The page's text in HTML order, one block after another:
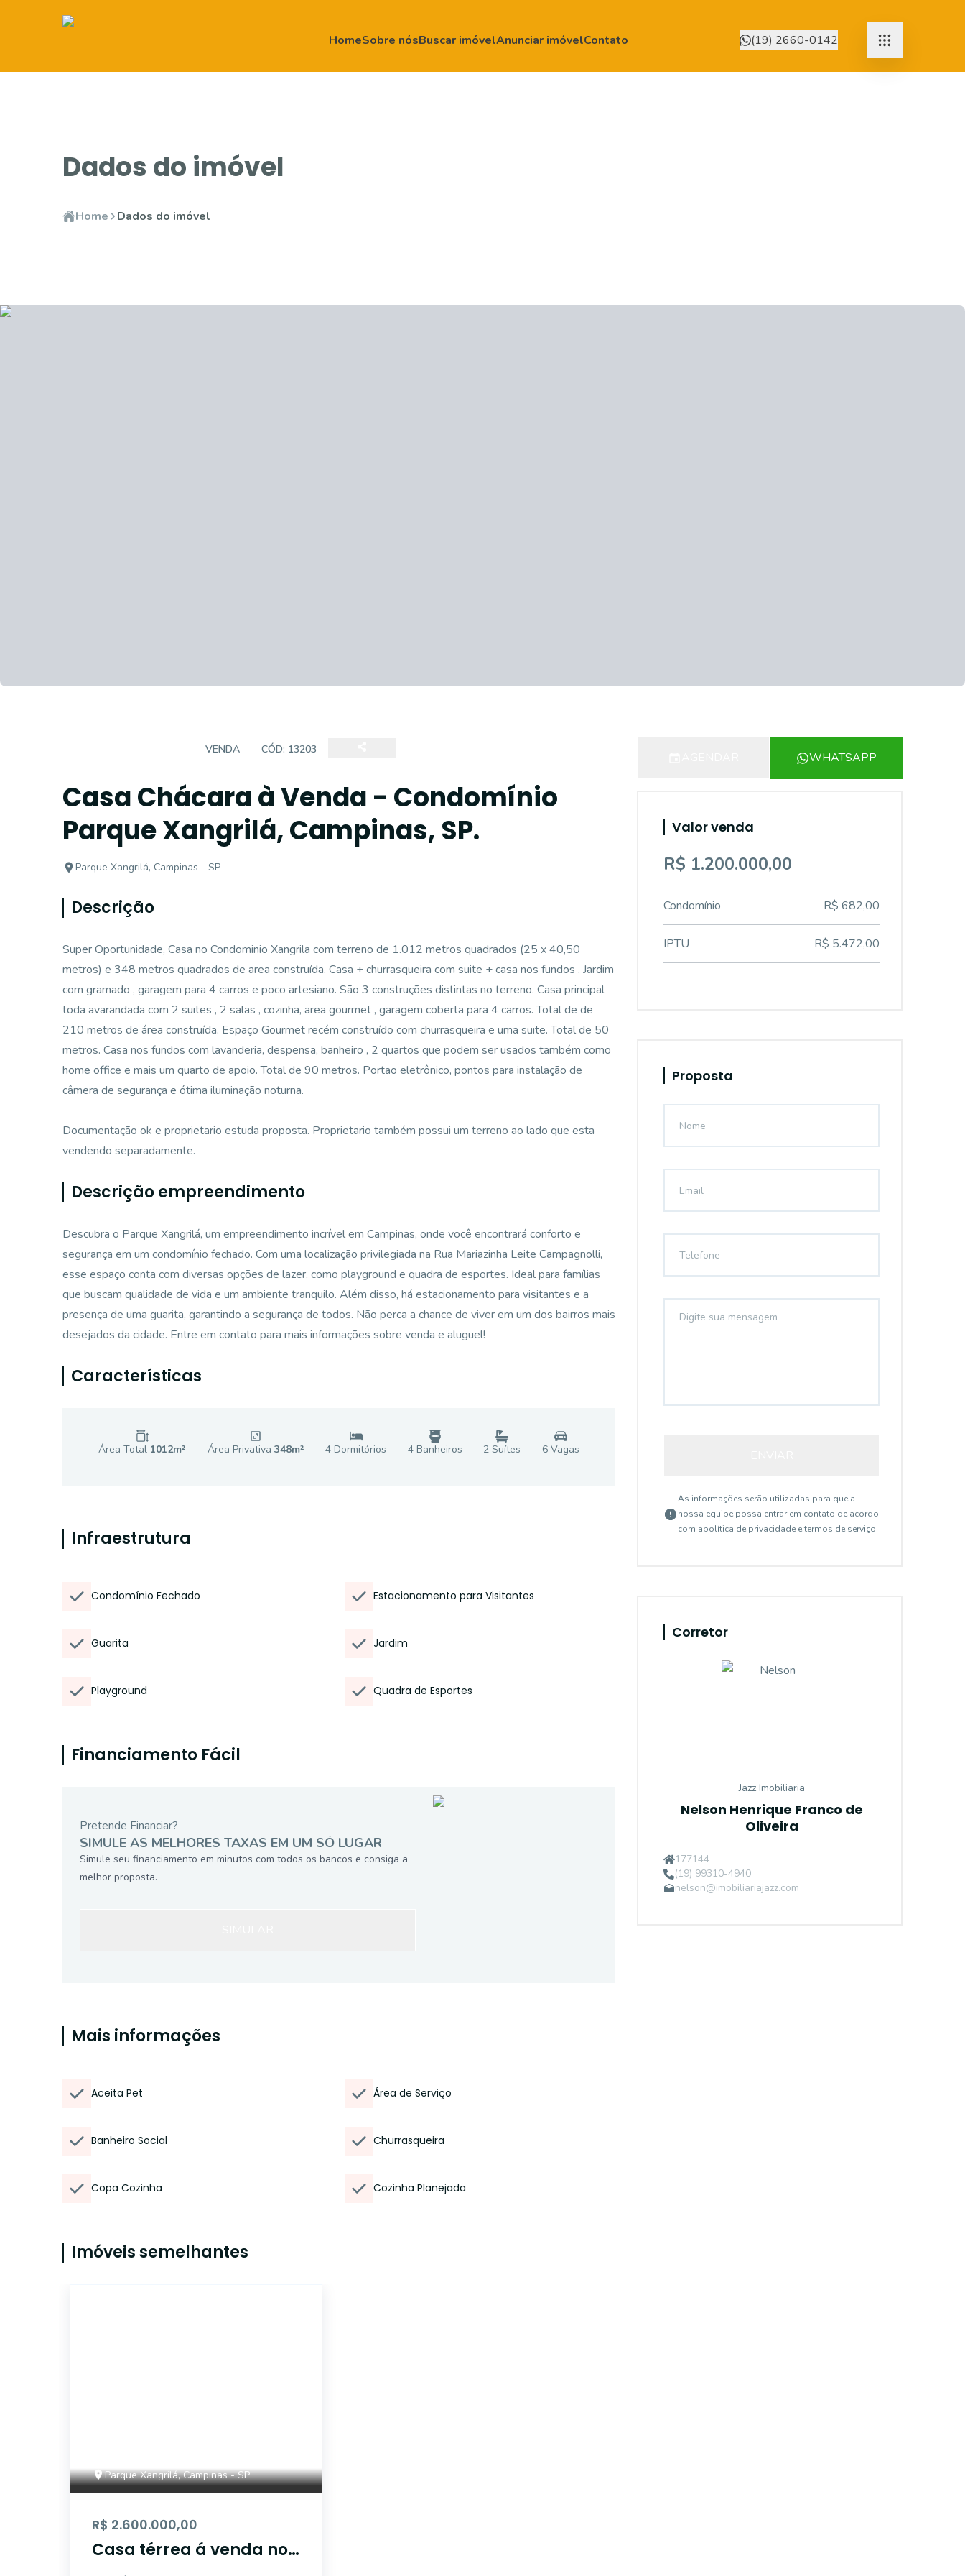
HomeSobre nósBuscar imóvelAnunciar imóvelContato (19) 2660-0142
Dados do imóvel
Home Dados do imóvel
VENDA CÓD: 13203
Casa Chácara à Venda - Condomínio
Parque Xangrilá, Campinas, SP.
Parque Xangrilá, Campinas - SP
Descrição
Super Oportunidade, Casa no Condominio Xangrila com terreno de 1.012 metros quadrados (25 x 40,50
metros) e 348 metros quadrados de area construída. Casa + churrasqueira com suite + casa nos fundos . Jardim
com gramado , garagem para 4 carros e poco artesiano. São 3 construções distintas no terreno. Casa principal
toda avarandada com 2 suites , 2 salas , cozinha, area gourmet , garagem coberta para 4 carros. Total de de
210 metros de área construída. Espaço Gourmet recém construído com churrasqueira e uma suite. Total de 50
metros. Casa nos fundos com lavanderia, despensa, banheiro , 2 quartos que podem ser usados também como
home office e mais um quarto de apoio. Total de 90 metros. Portao eletrônico, pontos para instalação de
câmera de segurança e ótima iluminação noturna.
Documentação ok e proprietario estuda proposta. Proprietario também possui um terreno ao lado que esta
vendendo separadamente.
Descrição empreendimento
Descubra o Parque Xangrilá, um empreendimento incrível em Campinas, onde você encontrará conforto e
segurança em um condomínio fechado. Com uma localização privilegiada na Rua Mariazinha Leite Campagnolli,
esse espaço conta com diversas opções de lazer, como playground e quadra de esportes. Ideal para famílias
que buscam qualidade de vida e um ambiente tranquilo. Além disso, há estacionamento para visitantes e a
presença de uma guarita, garantindo a segurança de todos. Não perca a chance de viver em um dos bairros mais
desejados da cidade. Entre em contato para mais informações sobre venda e aluguel!
Características
Área Total 1012m² Área Privativa 348m² 4 Dormitórios 4Banheiros 2 Suítes 6Vagas
Infraestrutura
Condomínio Fechado Estacionamento para Visitantes
Guarita Jardim
Playground Quadra de Esportes
Financiamento Fácil
Pretende Financiar?
SIMULE AS MELHORES TAXAS EM UM SÓ LUGAR
Simule seu financiamento em minutos com todos os bancos e consiga a
melhor proposta.
Mais informações
Aceita Pet Área de Serviço
Banheiro Social Churrasqueira
Copa Cozinha Cozinha Planejada
Imóveis semelhantes
Parque Xangrilá, Campinas - SP
R$ 2.600.000,00
Casa térrea á venda no
condomínio Xangrila
WHATSAPP
Valor venda
R$ 1.200.000,00
Condomínio R$ 682,00
IPTU R$ 5.472,00
Proposta
As informações serão utilizadas para que a
nossa equipe possa entrar em contato de acordo
com apolítica de privacidade e termos de serviço
Corretor
Jazz Imobiliaria
Nelson Henrique Franco de
Oliveira
177144
(19) 99310-4940
nelson@imobiliariajazz.com